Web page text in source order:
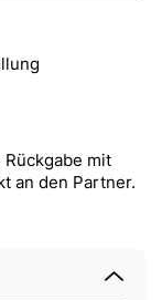
mit
an den Partner.